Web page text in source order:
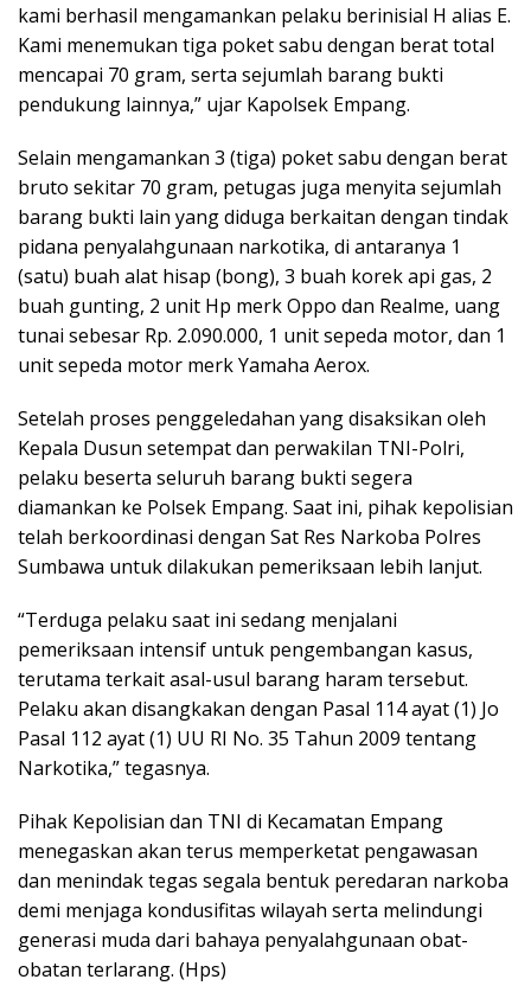
kami berhasil mengamankan pelaku berinisial H alias E.
Kami menemukan tiga poket sabu dengan berat total
mencapai 70 gram, serta sejumlah barang bukti
pendukung lainnya,” ujar Kapolsek Empang.
Selain mengamankan 3 (tiga) poket sabu dengan berat
bruto sekitar 70 gram, petugas juga menyita sejumlah
barang bukti lain yang diduga berkaitan dengan tindak
pidana penyalahgunaan narkotika, di antaranya 1
(satu) buah alat hisap (bong), 3 buah korek api gas, 2
buah gunting, 2 unit Hp merk Oppo dan Realme, uang
tunai sebesar Rp. 2.090.000, 1 unit sepeda motor, dan 1
unit sepeda motor merk Yamaha Aerox.
Setelah proses penggeledahan yang disaksikan oleh
Kepala Dusun setempat dan perwakilan TNI-Polri,
pelaku beserta seluruh barang bukti segera
diamankan ke Polsek Empang. Saat ini, pihak kepolisian
telah berkoordinasi dengan Sat Res Narkoba Polres
Sumbawa untuk dilakukan pemeriksaan lebih lanjut.
“Terduga pelaku saat ini sedang menjalani
pemeriksaan intensif untuk pengembangan kasus,
terutama terkait asal-usul barang haram tersebut.
Pelaku akan disangkakan dengan Pasal 114 ayat (1) Jo
Pasal 112 ayat (1) UU RI No. 35 Tahun 2009 tentang
Narkotika,” tegasnya.
Pihak Kepolisian dan TNI di Kecamatan Empang
menegaskan akan terus memperketat pengawasan
dan menindak tegas segala bentuk peredaran narkoba
demi menjaga kondusifitas wilayah serta melindungi
generasi muda dari bahaya penyalahgunaan obat-
obatan terlarang. (Hps)